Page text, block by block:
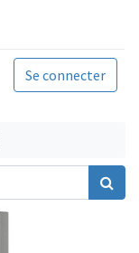
Se connecter